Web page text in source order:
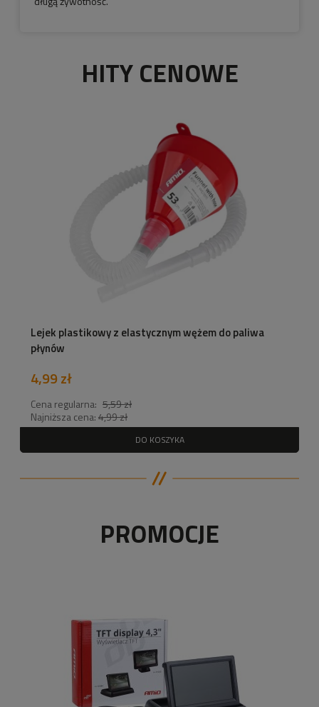
HITY CENOWE
Lejek plastikowy z elastycznym wężem do paliwa
płynów
4,99 zł
Cena regularna: 5,59 zł
Najniższa cena:4,99 zł
DO KOSZYKA
PROMOCJE